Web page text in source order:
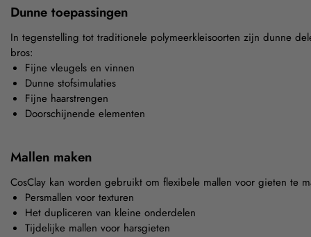
Dunne toepassingen
In tegenstelling tot traditionele polymeerkleisoorten zijn dunne
bros:
Fijne vleugels en vinnen
Dunne stofsimulaties
Fijne haarstrengen
Doorschijnende elementen
Mallen maken
CosClay kan worden gebruikt om flexibele mallen voor gieten te
Persmallen voor texturen
Het dupliceren van kleine onderdelen
Tijdelijke mallen voor harsgieten